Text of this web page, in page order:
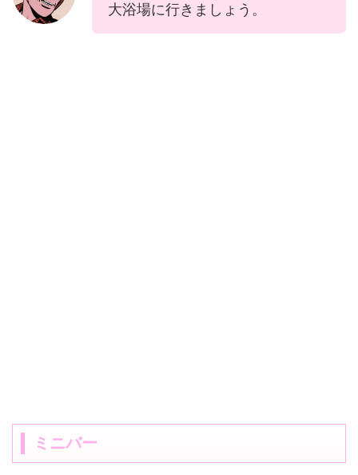
大浴場に行きましょう。
ミニバー